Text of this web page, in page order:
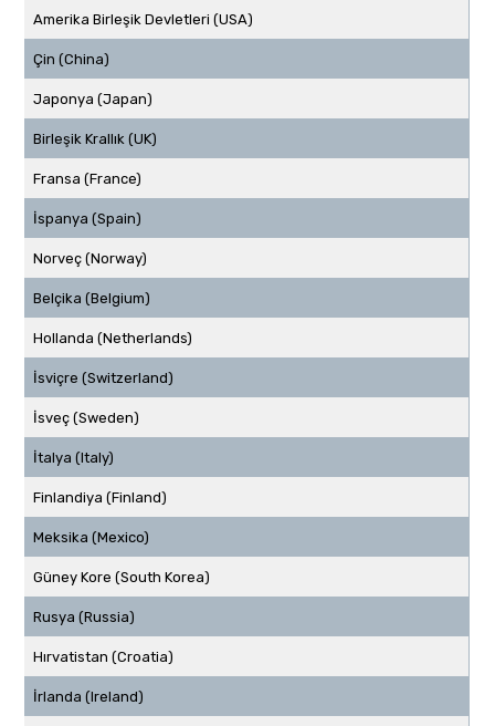
Amerika Birleşik Devletleri (USA)
Çin (China)
Japonya (Japan)
Birleşik Krallık (UK)
Fransa (France)
İspanya (Spain)
Norveç (Norway)
Belçika (Belgium)
Hollanda (Netherlands)
İsviçre (Switzerland)
İsveç (Sweden)
İtalya (Italy)
Finlandiya (Finland)
Meksika (Mexico)
Güney Kore (South Korea)
Rusya (Russia)
Hırvatistan (Croatia)
İrlanda (Ireland)